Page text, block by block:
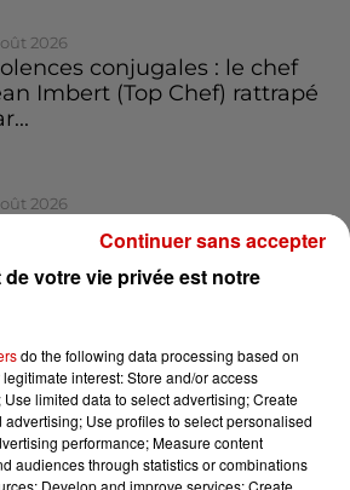
2026
conjugales : le chef
Imbert (Top Chef) rattrapé
2026
au démarchage
: la préfecture de la
2026
UNE : incendie à La
mégaferme de
et succès...
votre vie privée est notre
do the following data processing based on
interest: Store and/or access
limited data to select advertising; Create
Use profiles to select personalised
performance; Measure content
audiences through statistics or combinations
Develop and improve services; Create
Continuer sans accepter